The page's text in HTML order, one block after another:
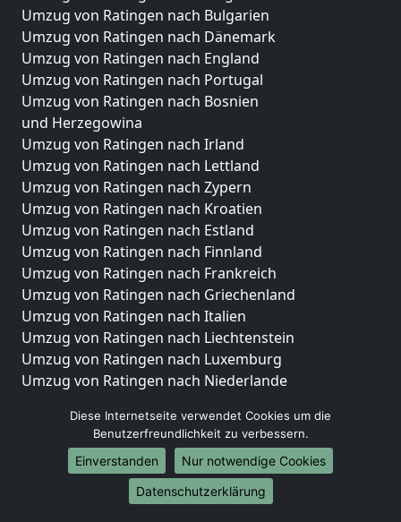
Umzug von Ratingen nach Bulgarien
Umzug von Ratingen nach Dänemark
Umzug von Ratingen nach England
Umzug von Ratingen nach Portugal
Umzug von Ratingen nach Bosnien
und Herzegowina
Umzug von Ratingen nach Irland
Umzug von Ratingen nach Lettland
Umzug von Ratingen nach Zypern
Umzug von Ratingen nach Kroatien
Umzug von Ratingen nach Estland
Umzug von Ratingen nach Finnland
Umzug von Ratingen nach Frankreich
Umzug von Ratingen nach Griechenland
Umzug von Ratingen nach Italien
Umzug von Ratingen nach Liechtenstein
Umzug von Ratingen nach Luxemburg
Umzug von Ratingen nach Niederlande
Umzüge-Deutschlandweit
Umzug von Ratingen nach Berlin
Umzug von Ratingen nach Hamburg
Umzug von Ratingen nach München
Diese Internetseite verwendet Cookies um die
Benutzerfreundlichkeit zu verbessern.
Einverstanden
Nur notwendige Cookies
Datenschutzerklärung